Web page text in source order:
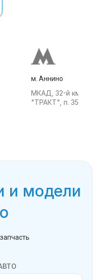
м. Аннино
МКАД, 32-й км, АТК
"ТРАКТ", п. 35
и модели